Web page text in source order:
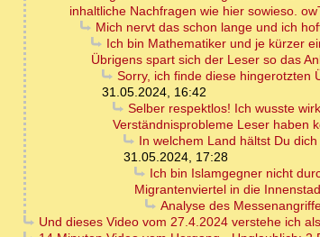
inhaltliche Nachfragen wie hier sowieso.
Mich nervt das schon lange und ich
Ich bin Mathematiker und je kürzer
Übrigens spart sich der Leser so das
Sorry, ich finde diese hingerotzten
31.05.2024, 16:42
Selber respektlos! Ich wusste
Verständnisprobleme Leser haben
In welchem Land hältst Du
31.05.2024, 17:28
Ich bin Islamgegner nicht
Migrantenviertel in die
Analyse des
Und dieses Video vom 27.4.2024 verstehe ich